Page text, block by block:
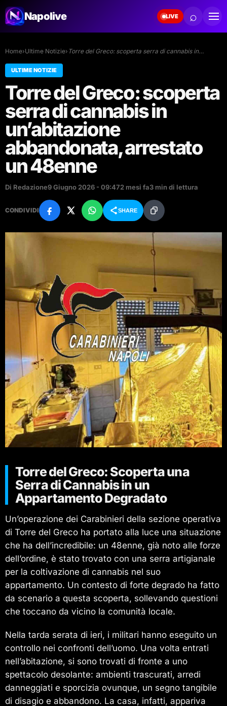
Napolive LIVE ⌕
Home›Ultime Notizie› Torre del Greco: scoperta serra di cannabis in…
ULTIME NOTIZIE
Torre del Greco: scoperta
serra di cannabis in
un’abitazione
abbandonata, arrestato
un 48enne
Di Redazione9 Giugno 2026 - 09:472 mesi fa3 min di lettura
CONDIVIDI SHARE
Torre del Greco: Scoperta una
Serra di Cannabis in un
Appartamento Degradato
Un’operazione dei Carabinieri della sezione operativa
di Torre del Greco ha portato alla luce una situazione
che ha dell’incredibile: un 48enne, già noto alle forze
dell’ordine, è stato trovato con una serra artigianale
per la coltivazione di cannabis nel suo
appartamento. Un contesto di forte degrado ha fatto
da scenario a questa scoperta, sollevando questioni
che toccano da vicino la comunità locale.
Nella tarda serata di ieri, i militari hanno eseguito un
controllo nei confronti dell’uomo. Una volta entrati
nell’abitazione, si sono trovati di fronte a uno
spettacolo desolante: ambienti trascurati, arredi
danneggiati e sporcizia ovunque, un segno tangibile
di disagio e abbandono. La casa, infatti, appariva